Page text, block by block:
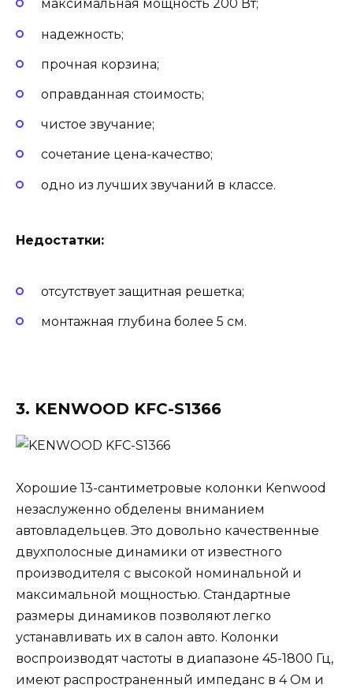
максимальная мощность 200 Вт;
надежность;
прочная корзина;
оправданная стоимость;
чистое звучание;
сочетание цена-качество;
одно из лучших звучаний в классе.
Недостатки:
отсутствует защитная решетка;
монтажная глубина более 5 см.
3. KENWOOD KFC-S1366
Хорошие 13-сантиметровые колонки Kenwood
незаслуженно обделены вниманием
автовладельцев. Это довольно качественные
двухполосные динамики от известного
производителя с высокой номинальной и
максимальной мощностью. Стандартные
размеры динамиков позволяют легко
устанавливать их в салон авто. Колонки
воспроизводят частоты в диапазоне 45-1800 Гц,
имеют распространенный импеданс в 4 Ом и